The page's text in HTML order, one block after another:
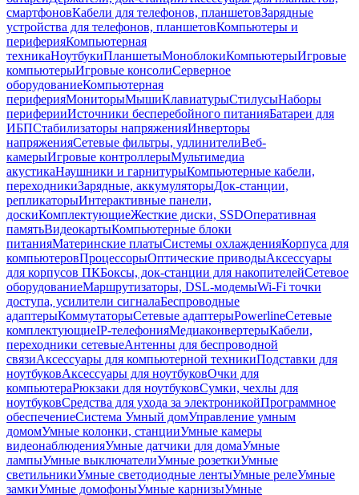
смартфоновКабели для телефонов, планшетовЗарядные
устройства для телефонов, планшетовКомпьютеры и
периферияКомпьютерная
техникаНоутбукиПланшетыМоноблокиКомпьютерыИгровые
компьютерыИгровые консолиСерверное
оборудованиеКомпьютерная
периферияМониторыМышиКлавиатурыСтилусыНаборы
периферииИсточники бесперебойного питанияБатареи для
ИБПСтабилизаторы напряженияИнверторы
напряженияСетевые фильтры, удлинителиВеб-
камерыИгровые контроллерыМультимедиа
акустикаНаушники и гарнитурыКомпьютерные кабели,
переходникиЗарядные, аккумуляторыДок-станции,
репликаторыИнтерактивные панели,
доскиКомплектующиеЖесткие диски, SSDОперативная
памятьВидеокартыКомпьютерные блоки
питанияМатеринские платыСистемы охлажденияКорпуса для
компьютеровПроцессорыОптические приводыАксессуары
для корпусов ПКБоксы, док-станции для накопителейСетевое
оборудованиеМаршрутизаторы, DSL-модемыWi-Fi точки
доступа, усилители сигналаБеспроводные
адаптерыКоммутаторыСетевые адаптерыPowerlineСетевые
комплектующиеIP-телефонияМедиаконвертерыКабели,
переходники сетевыеАнтенны для беспроводной
связиАксессуары для компьютерной техникиПодставки для
ноутбуковАксессуары для ноутбуковОчки для
компьютераРюкзаки для ноутбуковСумки, чехлы для
ноутбуковСредства для ухода за электроникойПрограммное
обеспечениеСистема Умный домУправление умным
домомУмные колонки, станцииУмные камеры
видеонаблюденияУмные датчики для домаУмные
лампыУмные выключателиУмные розеткиУмные
светильникиУмные светодиодные лентыУмные релеУмные
замкиУмные домофоныУмные карнизыУмные